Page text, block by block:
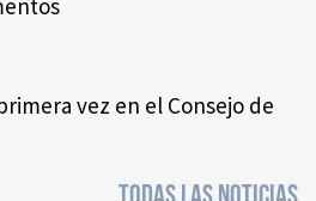
vez en el Consejo de